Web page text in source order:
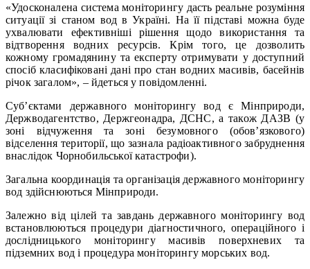
«Удосконалена система моніторингу дасть реальне розуміння
ситуації зі станом вод в Україні. На її підставі можна буде
ухвалювати ефективніші рішення щодо використання та
відтворення водних ресурсів. Крім того, це дозволить
кожному громадянину та експерту отримувати у доступний
спосіб класифіковані дані про стан водних масивів, басейнів
річок загалом», – йдеться у повідомленні.
Суб’єктами державного моніторингу вод є Мінприроди,
Держводагентство, Держгеонадра, ДСНС, а також ДАЗВ (у
зоні відчуження та зоні безумовного (обов’язкового)
відселення території, що зазнала радіоактивного забруднення
внаслідок Чорнобильської катастрофи).
Загальна координація та організація державного моніторингу
вод здійснюються Мінприроди.
Залежно від цілей та завдань державного моніторингу вод
встановлюються процедури діагностичного, операційного і
дослідницького моніторингу масивів поверхневих та
підземних вод і процедура моніторингу морських вод.